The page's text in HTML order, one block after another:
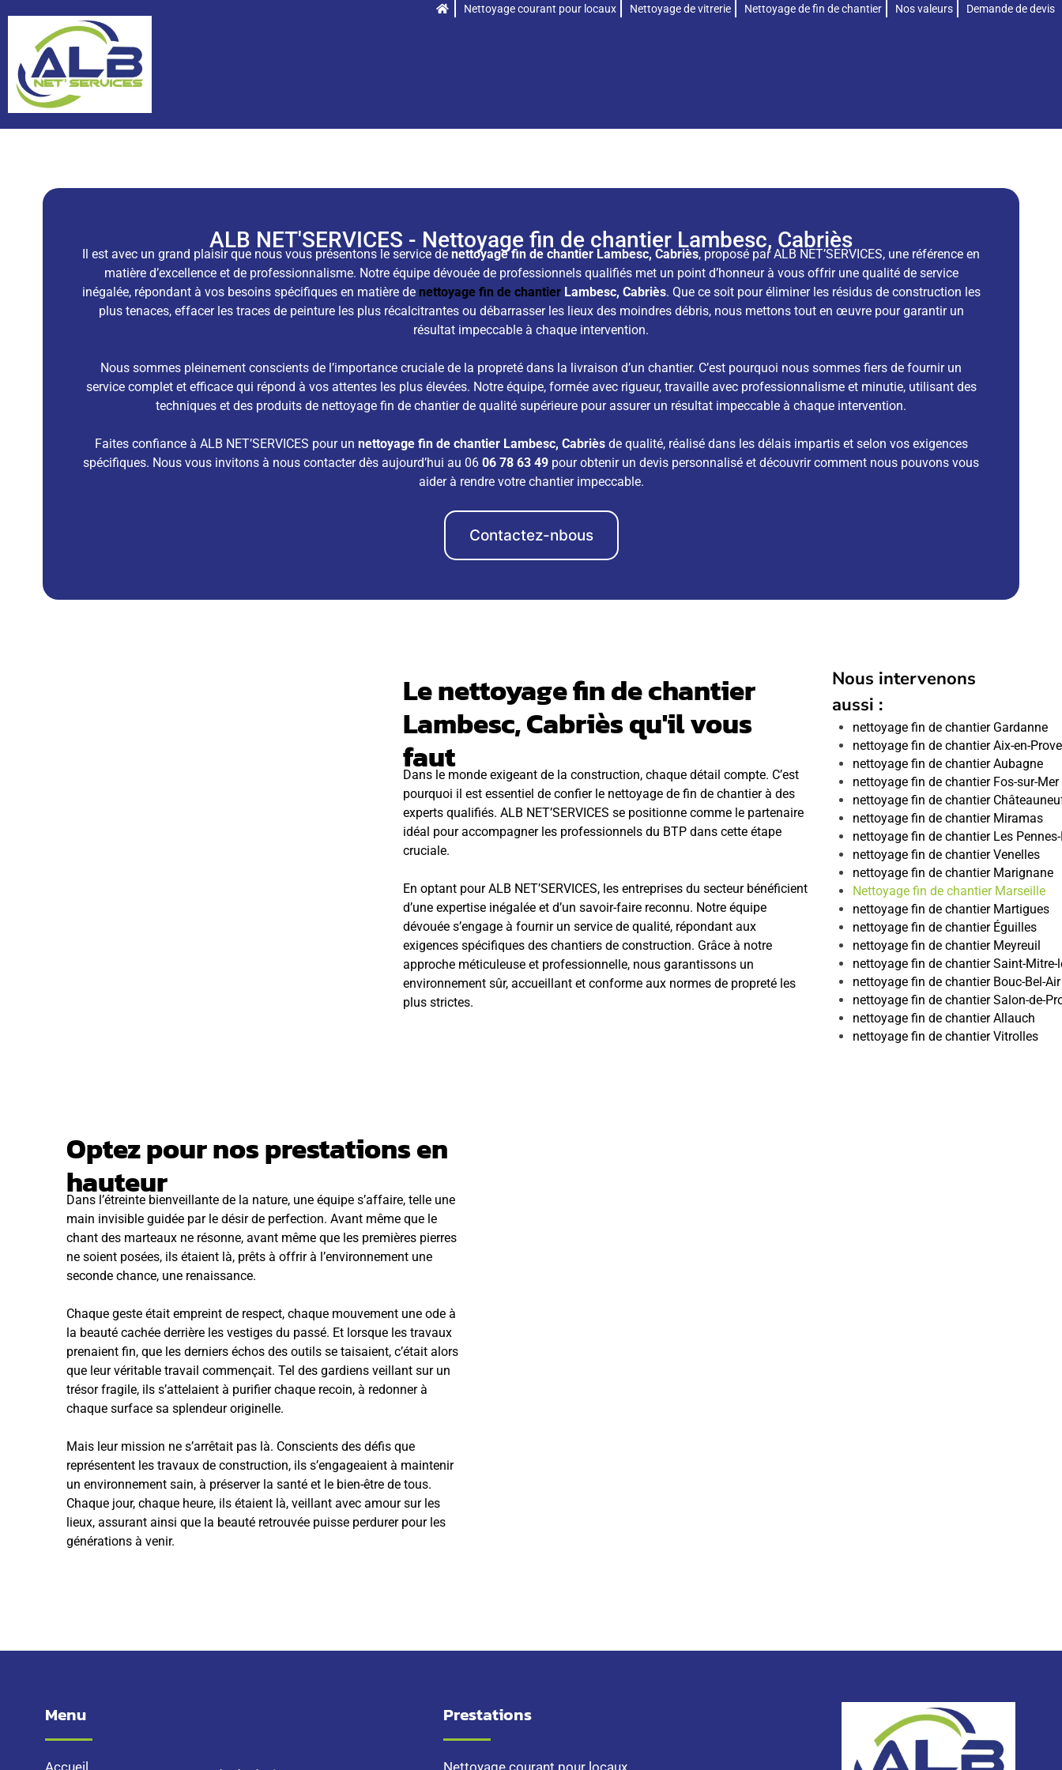
Nettoyage courant pour locaux Nettoyage de vitrerie Nettoyage de fin de chantier Nos valeurs Demande de devis
ALB NET'SERVICES - Nettoyage fin de chantier Lambesc, Cabriès
Il est avec un grand plaisir que nous vous présentons le service de nettoyage fin de chantier Lambesc, Cabriès, proposé par ALB NET’SERVICES, une référence en
matière d’excellence et de professionnalisme. Notre équipe dévouée de professionnels qualifiés met un point d’honneur à vous offrir une qualité de service
inégalée, répondant à vos besoins spécifiques en matière de nettoyage fin de chantierLambesc, Cabriès. Que ce soit pour éliminer les résidus de construction les
plus tenaces, effacer les traces de peinture les plus récalcitrantes ou débarrasser les lieux des moindres débris, nous mettons tout en œuvre pour garantir un
résultat impeccable à chaque intervention.
Nous sommes pleinement conscients de l’importance cruciale de la propreté dans la livraison d’un chantier. C’est pourquoi nous sommes fiers de fournir un
service complet et efficace qui répond à vos attentes les plus élevées. Notre équipe, formée avec rigueur, travaille avec professionnalisme et minutie, utilisant des
techniques et des produits de nettoyage fin de chantier de qualité supérieure pour assurer un résultat impeccable à chaque intervention.
Faites confiance à ALB NET’SERVICES pour un nettoyage fin de chantier Lambesc, Cabriès de qualité, réalisé dans les délais impartis et selon vos exigences
spécifiques. Nous vous invitons à nous contacter dès aujourd’hui au 06 06 78 63 49 pour obtenir un devis personnalisé et découvrir comment nous pouvons vous
aider à rendre votre chantier impeccable.
Contactez-nbous
Le nettoyage fin de chantier
Lambesc, Cabriès qu'il vous
faut
Dans le monde exigeant de la construction, chaque détail compte. C’est
pourquoi il est essentiel de confier le nettoyage de fin de chantier à des
experts qualifiés. ALB NET’SERVICES se positionne comme le partenaire
idéal pour accompagner les professionnels du BTP dans cette étape
cruciale.
En optant pour ALB NET’SERVICES, les entreprises du secteur bénéficient
d’une expertise inégalée et d’un savoir-faire reconnu. Notre équipe
dévouée s’engage à fournir un service de qualité, répondant aux
exigences spécifiques des chantiers de construction. Grâce à notre
approche méticuleuse et professionnelle, nous garantissons un
environnement sûr, accueillant et conforme aux normes de propreté les
plus strictes.
Optez pour nos prestations en
hauteur
Dans l’étreinte bienveillante de la nature, une équipe s’affaire, telle une
main invisible guidée par le désir de perfection. Avant même que le
chant des marteaux ne résonne, avant même que les premières pierres
ne soient posées, ils étaient là, prêts à offrir à l’environnement une
seconde chance, une renaissance.
Chaque geste était empreint de respect, chaque mouvement une ode à
la beauté cachée derrière les vestiges du passé. Et lorsque les travaux
prenaient fin, que les derniers échos des outils se taisaient, c’était alors
que leur véritable travail commençait. Tel des gardiens veillant sur un
trésor fragile, ils s’attelaient à purifier chaque recoin, à redonner à
chaque surface sa splendeur originelle.
Mais leur mission ne s’arrêtait pas là. Conscients des défis que
représentent les travaux de construction, ils s’engageaient à maintenir
un environnement sain, à préserver la santé et le bien-être de tous.
Chaque jour, chaque heure, ils étaient là, veillant avec amour sur les
lieux, assurant ainsi que la beauté retrouvée puisse perdurer pour les
générations à venir.
Nous intervenons
aussi :
nettoyage fin de chantier Gardanne
nettoyage fin de chantier Aix-en-
nettoyage fin de chantier Aubagne
nettoyage fin de chantier Fos-sur-Mer
nettoyage fin de chantier
nettoyage fin de chantier Miramas
nettoyage fin de chantier Les
nettoyage fin de chantier Venelles
nettoyage fin de chantier Marignane
Nettoyage fin de chantier Marseille
nettoyage fin de chantier Martigues
nettoyage fin de chantier Éguilles
nettoyage fin de chantier Meyreuil
nettoyage fin de chantier Saint-Mitre-
nettoyage fin de chantier Bouc-Bel-Air
nettoyage fin de chantier Salon-de-
nettoyage fin de chantier Allauch
nettoyage fin de chantier Vitrolles
Menu Prestations